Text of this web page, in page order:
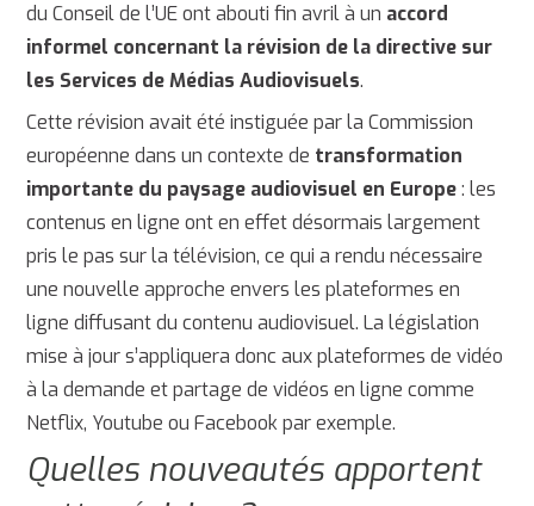
du Conseil de l’UE ont abouti fin avril à un accord
informel concernant la révision de la directive sur
les Services de Médias Audiovisuels.
Cette révision avait été instiguée par la Commission
européenne dans un contexte de transformation
importante du paysage audiovisuel en Europe: les
contenus en ligne ont en effet désormais largement
pris le pas sur la télévision, ce qui a rendu nécessaire
une nouvelle approche envers les plateformes en
ligne diffusant du contenu audiovisuel. La législation
mise à jour s’appliquera donc aux plateformes de vidéo
à la demande et partage de vidéos en ligne comme
Netflix, Youtube ou Facebook par exemple.
Quelles nouveautés apportent